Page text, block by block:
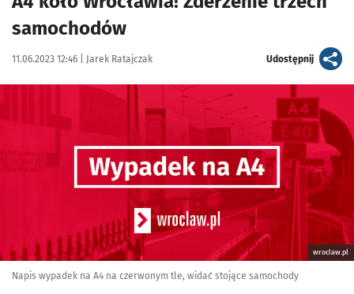
samochodów
Data publikacji:
11.06.2023 12:46 | Autor:
Jarek Ratajczak Udostępnijartykuł
Kliknij, aby powiększyć
wroclaw.pl
Napis wypadek na A4 na czerwonym tle, widać stojące samochody